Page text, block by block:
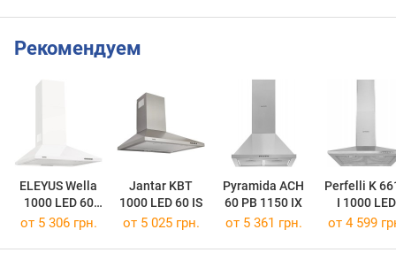
Рекомендуем
ELEYUS Wella
1000 LED 60
WH
Jantar KBT
1000 LED 60 IS
Pyramida ACH
60 PB 1150 IX
Perfelli K
I 1000 LED
от 5 306 грн. от 5 025 грн. от 5 361 грн. от 4 599